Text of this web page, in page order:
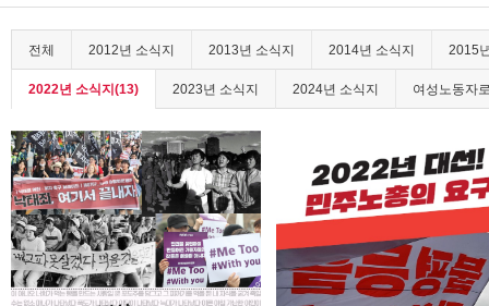
전체 2012년 소식지 2013년 소식지 2014년 소식지 2015
2022년 소식지(13) 2023년 소식지 2024년 소식지 여성노동자